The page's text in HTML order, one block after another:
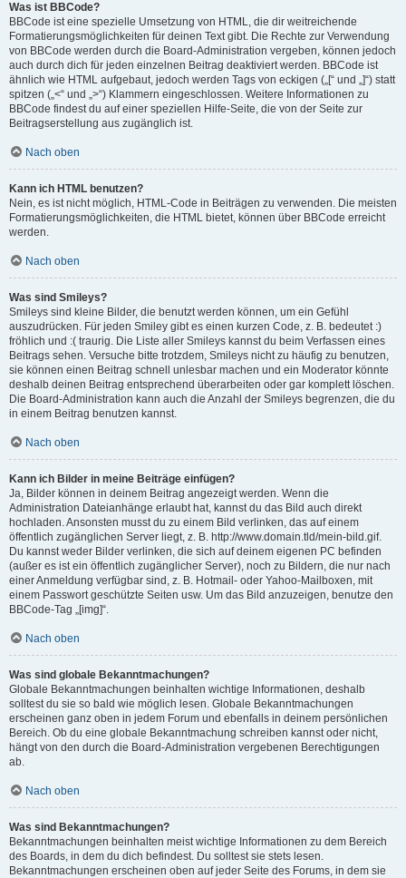
Was ist BBCode?
BBCode ist eine spezielle Umsetzung von HTML, die dir weitreichende
Formatierungsmöglichkeiten für deinen Text gibt. Die Rechte zur Verwendung
von BBCode werden durch die Board-Administration vergeben, können jedoch
auch durch dich für jeden einzelnen Beitrag deaktiviert werden. BBCode ist
ähnlich wie HTML aufgebaut, jedoch werden Tags von eckigen („[“ und „]“) statt
spitzen („<“ und „>“) Klammern eingeschlossen. Weitere Informationen zu
BBCode findest du auf einer speziellen Hilfe-Seite, die von der Seite zur
Beitragserstellung aus zugänglich ist.
Nach oben
Kann ich HTML benutzen?
Nein, es ist nicht möglich, HTML-Code in Beiträgen zu verwenden. Die meisten
Formatierungsmöglichkeiten, die HTML bietet, können über BBCode erreicht
werden.
Nach oben
Was sind Smileys?
Smileys sind kleine Bilder, die benutzt werden können, um ein Gefühl
auszudrücken. Für jeden Smiley gibt es einen kurzen Code, z. B. bedeutet :)
fröhlich und :( traurig. Die Liste aller Smileys kannst du beim Verfassen eines
Beitrags sehen. Versuche bitte trotzdem, Smileys nicht zu häufig zu benutzen,
sie können einen Beitrag schnell unlesbar machen und ein Moderator könnte
deshalb deinen Beitrag entsprechend überarbeiten oder gar komplett löschen.
Die Board-Administration kann auch die Anzahl der Smileys begrenzen, die du
in einem Beitrag benutzen kannst.
Nach oben
Kann ich Bilder in meine Beiträge einfügen?
Ja, Bilder können in deinem Beitrag angezeigt werden. Wenn die
Administration Dateianhänge erlaubt hat, kannst du das Bild auch direkt
hochladen. Ansonsten musst du zu einem Bild verlinken, das auf einem
öffentlich zugänglichen Server liegt, z. B. http://www.domain.tld/mein-bild.gif.
Du kannst weder Bilder verlinken, die sich auf deinem eigenen PC befinden
(außer es ist ein öffentlich zugänglicher Server), noch zu Bildern, die nur nach
einer Anmeldung verfügbar sind, z. B. Hotmail- oder Yahoo-Mailboxen, mit
einem Passwort geschützte Seiten usw. Um das Bild anzuzeigen, benutze den
BBCode-Tag „[img]“.
Nach oben
Was sind globale Bekanntmachungen?
Globale Bekanntmachungen beinhalten wichtige Informationen, deshalb
solltest du sie so bald wie möglich lesen. Globale Bekanntmachungen
erscheinen ganz oben in jedem Forum und ebenfalls in deinem persönlichen
Bereich. Ob du eine globale Bekanntmachung schreiben kannst oder nicht,
hängt von den durch die Board-Administration vergebenen Berechtigungen
ab.
Nach oben
Was sind Bekanntmachungen?
Bekanntmachungen beinhalten meist wichtige Informationen zu dem Bereich
des Boards, in dem du dich befindest. Du solltest sie stets lesen.
Bekanntmachungen erscheinen oben auf jeder Seite des Forums, in dem sie